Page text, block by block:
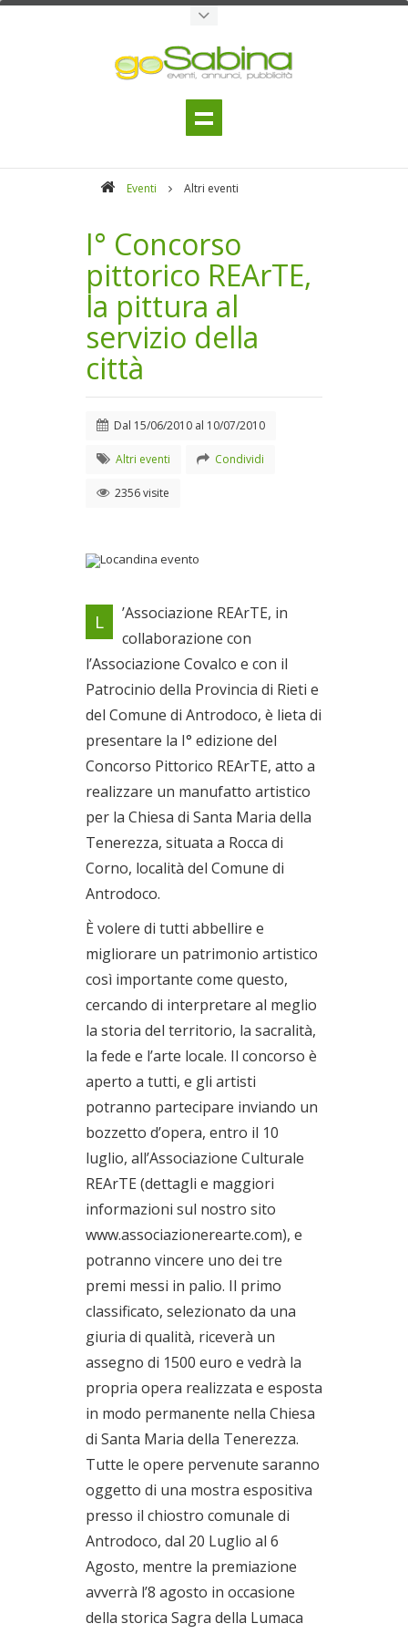
Eventi Altri eventi
I° Concorso
pittorico REArTE,
la pittura al
servizio della
città
Dal 15/06/2010 al 10/07/2010
Altri eventi Condividi
2356 visite
Locandina evento
Dal 15/06/2010 al
10/07/2010
L
’Associazione REArTE, in
collaborazione con
l’Associazione Covalco e con il
Patrocinio della Provincia di Rieti e
del Comune di Antrodoco, è lieta di
presentare la I° edizione del
Concorso Pittorico REArTE, atto a
realizzare un manufatto artistico
per la Chiesa di Santa Maria della
Tenerezza, situata a Rocca di
Corno, località del Comune di
Antrodoco.
È volere di tutti abbellire e
migliorare un patrimonio artistico
così importante come questo,
cercando di interpretare al meglio
la storia del territorio, la sacralità,
la fede e l’arte locale. Il concorso è
aperto a tutti, e gli artisti
potranno partecipare inviando un
bozzetto d’opera, entro il 10
luglio, all’Associazione Culturale
REArTE (dettagli e maggiori
informazioni sul nostro sito
www.associazionerearte.com), e
potranno vincere uno dei tre
premi messi in palio. Il primo
classificato, selezionato da una
giuria di qualità, riceverà un
assegno di 1500 euro e vedrà la
propria opera realizzata e esposta
in modo permanente nella Chiesa
di Santa Maria della Tenerezza.
Tutte le opere pervenute saranno
oggetto di una mostra espositiva
presso il chiostro comunale di
Antrodoco, dal 20 Luglio al 6
Agosto, mentre la premiazione
avverrà l’8 agosto in occasione
della storica Sagra della Lumaca